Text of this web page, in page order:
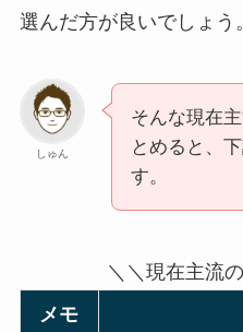
選んだ方が良いでしょう。
しゅん
そんな現在
とめると、
す。
＼＼現在主流
メモ